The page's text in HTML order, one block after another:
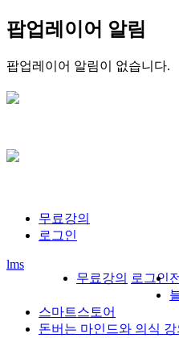
팝업레이어 알림
팝업레이어 알림이 없습니다.
무료강의
로그인
lms
무료강의 로그인
스마트스토어
돈버는 마인드와 의식 강